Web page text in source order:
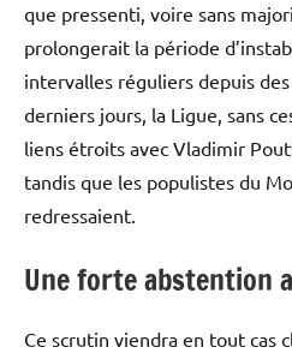
que pressenti, voire sans
prolongerait la période
intervalles réguliers depuis
derniers jours, la Ligue, sans
liens étroits avec Vladimir
tandis que les populistes du
redressaient.
Une forte abstention
Ce scrutin viendra en tout cas